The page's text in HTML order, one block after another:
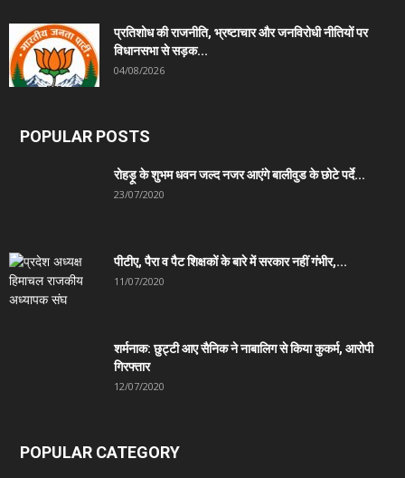
प्रतिशोध की राजनीति, भ्रष्टाचार और जनविरोधी नीतियों पर
विधानसभा से सड़क...
04/08/2026
POPULAR POSTS
रोहड़ू के शुभम धवन जल्द नजर आएंगे बालीवुड के छोटे पर्दे...
23/07/2020
पीटीए, पैरा व पैट शिक्षकों के बारे में सरकार नहीं गंभीर,...
11/07/2020
शर्मनाक: छुट्टी आए सैनिक ने नाबालिग से किया कुकर्म, आरोपी
गिरफ्तार
12/07/2020
POPULAR CATEGORY